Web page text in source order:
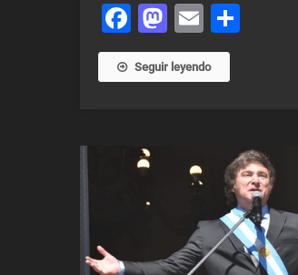
Facebook
Mastodon
EmailShare
Seguir leyendo